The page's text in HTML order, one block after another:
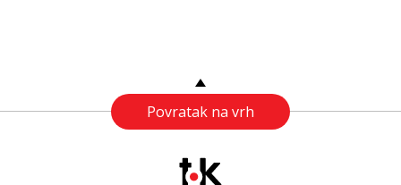
Povratak na vrh